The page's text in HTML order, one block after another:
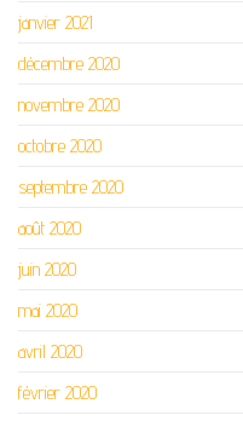
janvier 2021
décembre 2020
novembre 2020
octobre 2020
septembre 2020
août 2020
juin 2020
mai 2020
avril 2020
février 2020